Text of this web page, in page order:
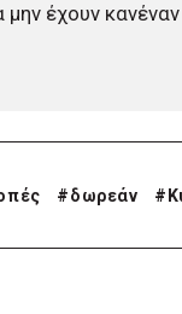
μην έχουν
#δωρεάν #